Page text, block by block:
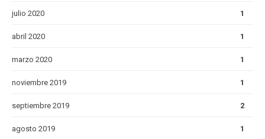
julio 2020 1
abril 2020 1
marzo 2020 1
noviembre 2019 1
septiembre 2019 2
agosto 2019 1